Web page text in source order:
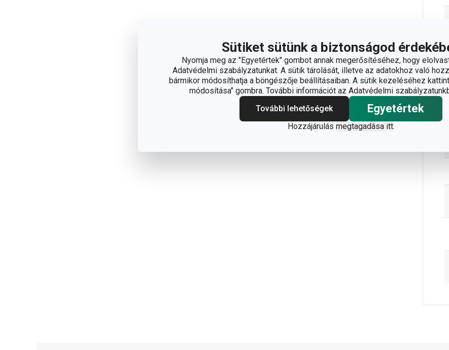
Sütiket sütünk a biztonságod
Nyomja meg az "Egyetértek" gombot annak megerősítéséhez, hogy
Adatvédelmi szabályzatunkat. A sütik tárolását, illetve az adatokhoz való
bármikor módosíthatja a böngészője beállításaiban. A sütik kezeléséhez
módosítása" gombra. További információt az Adatvédelmi
További lehetőségek
Egyetértek
Hozzájárulás megtagadása itt.